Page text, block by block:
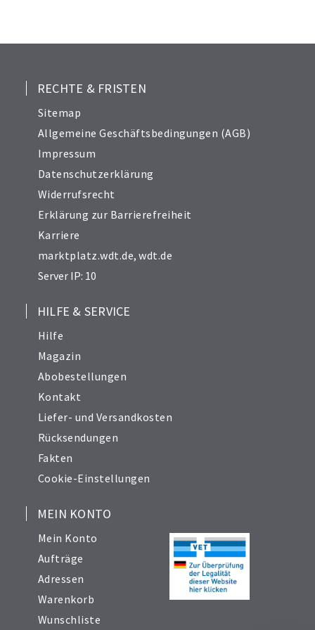
26
28
30
RECHTE & FRISTEN
Sitemap
Allgemeine Geschäftsbedingungen (AGB)
Impressum
Datenschutzerklärung
Widerrufsrecht
Erklärung zur Barrierefreiheit
Karriere
marktplatz.wdt.de,wdt.de
Server IP: 10
HILFE & SERVICE
Hilfe
Magazin
Abobestellungen
Kontakt
Liefer- und Versandkosten
Rücksendungen
Fakten
Cookie-Einstellungen
MEIN KONTO
Mein Konto
Aufträge
Adressen
Warenkorb
Wunschliste